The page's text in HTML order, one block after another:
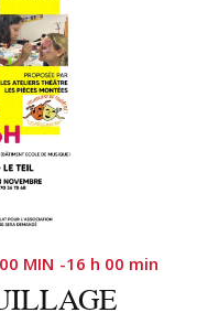
MIN -16 h 00 min